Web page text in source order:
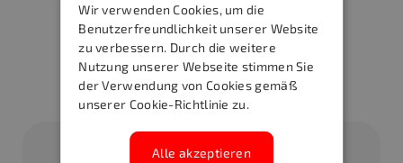
Haben Sie weitere Fragen?
Zögern Sie nicht uns zu kontaktieren!
Wir verwenden Cookies, um die
Benutzerfreundlichkeit unserer Website
zu verbessern. Durch die weitere
Nutzung unserer Webseite stimmen Sie
der Verwendung von Cookies gemäß
unserer Cookie-Richtlinie zu.
Alle akzeptieren